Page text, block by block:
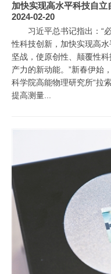
加快实现高水平科技自立
2024-02-20
习近平总书记指出：“
性科技创新，加快实现高
坚战，使原创性、颠覆性
产力的新动能。”新春伊始
科学院高能物理研究所“拉
提高测量...